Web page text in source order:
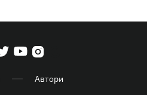
Автори